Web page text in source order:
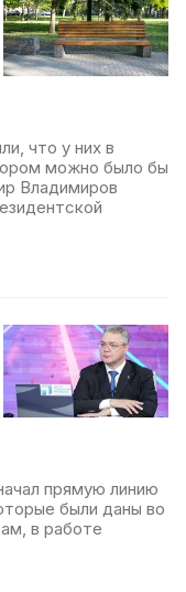
что у них в
можно было бы
Владимиров
прямую линию
были даны во
в работе